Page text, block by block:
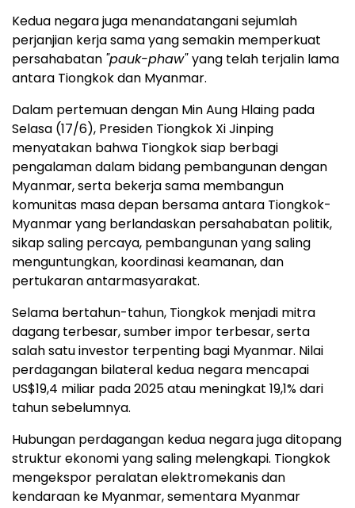
Kedua negara juga menandatangani sejumlah
perjanjian kerja sama yang semakin memperkuat
persahabatan "pauk-phaw"yang telah terjalin lama
antara Tiongkok dan Myanmar.
Dalam pertemuan dengan Min Aung Hlaing pada
Selasa (17/6), Presiden Tiongkok Xi Jinping
menyatakan bahwa Tiongkok siap berbagi
pengalaman dalam bidang pembangunan dengan
Myanmar, serta bekerja sama membangun
komunitas masa depan bersama antara Tiongkok-
Myanmar yang berlandaskan persahabatan politik,
sikap saling percaya, pembangunan yang saling
menguntungkan, koordinasi keamanan, dan
pertukaran antarmasyarakat.
Selama bertahun-tahun, Tiongkok menjadi mitra
dagang terbesar, sumber impor terbesar, serta
salah satu investor terpenting bagi Myanmar. Nilai
perdagangan bilateral kedua negara mencapai
US$19,4 miliar pada 2025 atau meningkat 19,1% dari
tahun sebelumnya.
Hubungan perdagangan kedua negara juga ditopang
struktur ekonomi yang saling melengkapi. Tiongkok
mengekspor peralatan elektromekanis dan
kendaraan ke Myanmar, sementara Myanmar